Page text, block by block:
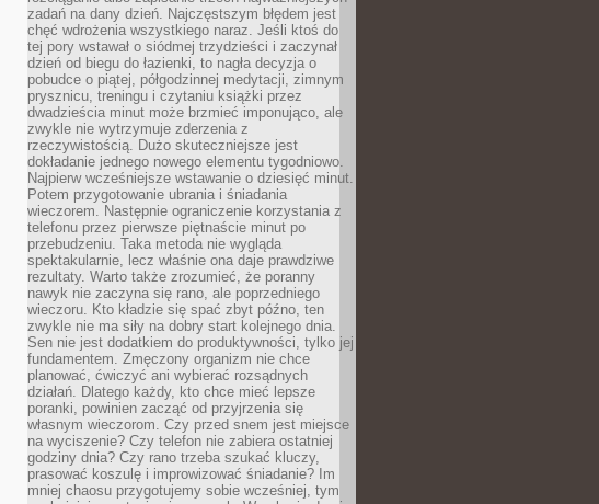
zadań na dany dzień. Najczęstszym błędem jest
chęć wdrożenia wszystkiego naraz. Jeśli ktoś do
tej pory wstawał o siódmej trzydzieści i zaczynał
dzień od biegu do łazienki, to nagła decyzja o
pobudce o piątej, półgodzinnej medytacji, zimnym
prysznicu, treningu i czytaniu książki przez
dwadzieścia minut może brzmieć imponująco, ale
zwykle nie wytrzymuje zderzenia z
rzeczywistością. Dużo skuteczniejsze jest
dokładanie jednego nowego elementu tygodniowo.
Najpierw wcześniejsze wstawanie o dziesięć minut.
Potem przygotowanie ubrania i śniadania
wieczorem. Następnie ograniczenie korzystania z
telefonu przez pierwsze piętnaście minut po
przebudzeniu. Taka metoda nie wygląda
spektakularnie, lecz właśnie ona daje prawdziwe
rezultaty. Warto także zrozumieć, że poranny
nawyk nie zaczyna się rano, ale poprzedniego
wieczoru. Kto kładzie się spać zbyt późno, ten
zwykle nie ma siły na dobry start kolejnego dnia.
Sen nie jest dodatkiem do produktywności, tylko jej
fundamentem. Zmęczony organizm nie chce
planować, ćwiczyć ani wybierać rozsądnych
działań. Dlatego każdy, kto chce mieć lepsze
poranki, powinien zacząć od przyjrzenia się
własnym wieczorom. Czy przed snem jest miejsce
na wyciszenie? Czy telefon nie zabiera ostatniej
godziny dnia? Czy rano trzeba szukać kluczy,
prasować koszulę i improwizować śniadanie? Im
mniej chaosu przygotujemy sobie wcześniej, tym